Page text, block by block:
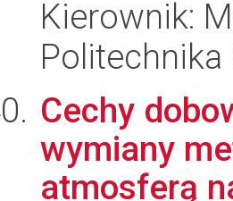
Kierownik:
Politechnika
Cechy
wymiany
atmosferą